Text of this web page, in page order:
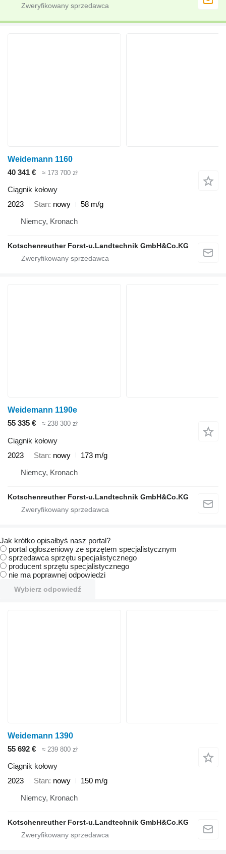
Weidemann 1160
40 341 €
≈ 173 700 zł
Ciągnik kołowy
2023
Stan nowy
58 m/g
Niemcy, Kronach
Kotschenreuther Forst-u.Landtechnik GmbH&Co.KG
Weidemann 1190e
55 335 €
≈ 238 300 zł
Ciągnik kołowy
2023
Stan nowy
173 m/g
Niemcy, Kronach
Kotschenreuther Forst-u.Landtechnik GmbH&Co.KG
Jak krótko opisałbyś nasz portal?
portal ogłoszeniowy ze sprzętem specjalistycznym
sprzedawca sprzętu specjalistycznego
producent sprzętu specjalistycznego
nie ma poprawnej odpowiedzi
Wybierz odpowiedź
Weidemann 1390
55 692 €
≈ 239 800 zł
Ciągnik kołowy
2023
Stan nowy
150 m/g
Niemcy, Kronach
Kotschenreuther Forst-u.Landtechnik GmbH&Co.KG